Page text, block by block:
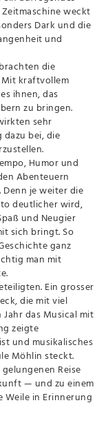
weckt
Dark und die
und
die
Mit kraftvollem
ihnen, das
zu bringen.
sehr
bei, die
Humor und
Abenteuern
Denn je weiter die
deutlicher wird,
und Neugier
sich bringt. So
ganz
man mit
Ein grosser
die mit viel
das Musical mit
zeigte
und musikalisches
Möhlin steckt.
Reise
— und zu einem
Weile in Erinnerung